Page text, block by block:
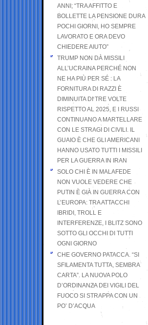
ANNI; “TRA AFFITTO E
BOLLETTE LA PENSIONE DURA
POCHI GIORNI, HO SEMPRE
LAVORATO E ORA DEVO
CHIEDERE AIUTO”
TRUMP NON DÀ MISSILI
ALL’UCRAINA PERCHÉ NON
NE HA PIÙ PER SÉ : LA
FORNITURA DI RAZZI È
DIMINUITA DI TRE VOLTE
RISPETTO AL 2025, E I RUSSI
CONTINUANO A MARTELLARE
CON LE STRAGI DI CIVILI. IL
GUAIO È CHE GLI AMERICANI
HANNO USATO TUTTI I MISSILI
PER LA GUERRA IN IRAN
SOLO CHI È IN MALAFEDE
NON VUOLE VEDERE CHE
PUTIN È GIÀ IN GUERRA CON
L’EUROPA: TRA ATTACCHI
IBRIDI, TROLL E
INTERFERENZE, I BLITZ SONO
SOTTO GLI OCCHI DI TUTTI
OGNI GIORNO
CHE GOVERNO PATACCA. “SI
SFILAMENTA TUTTA, SEMBRA
CARTA”. LA NUOVA POLO
D’ORDINANZA DEI VIGILI DEL
FUOCO SI STRAPPA CON UN
PO’ D’ACQUA